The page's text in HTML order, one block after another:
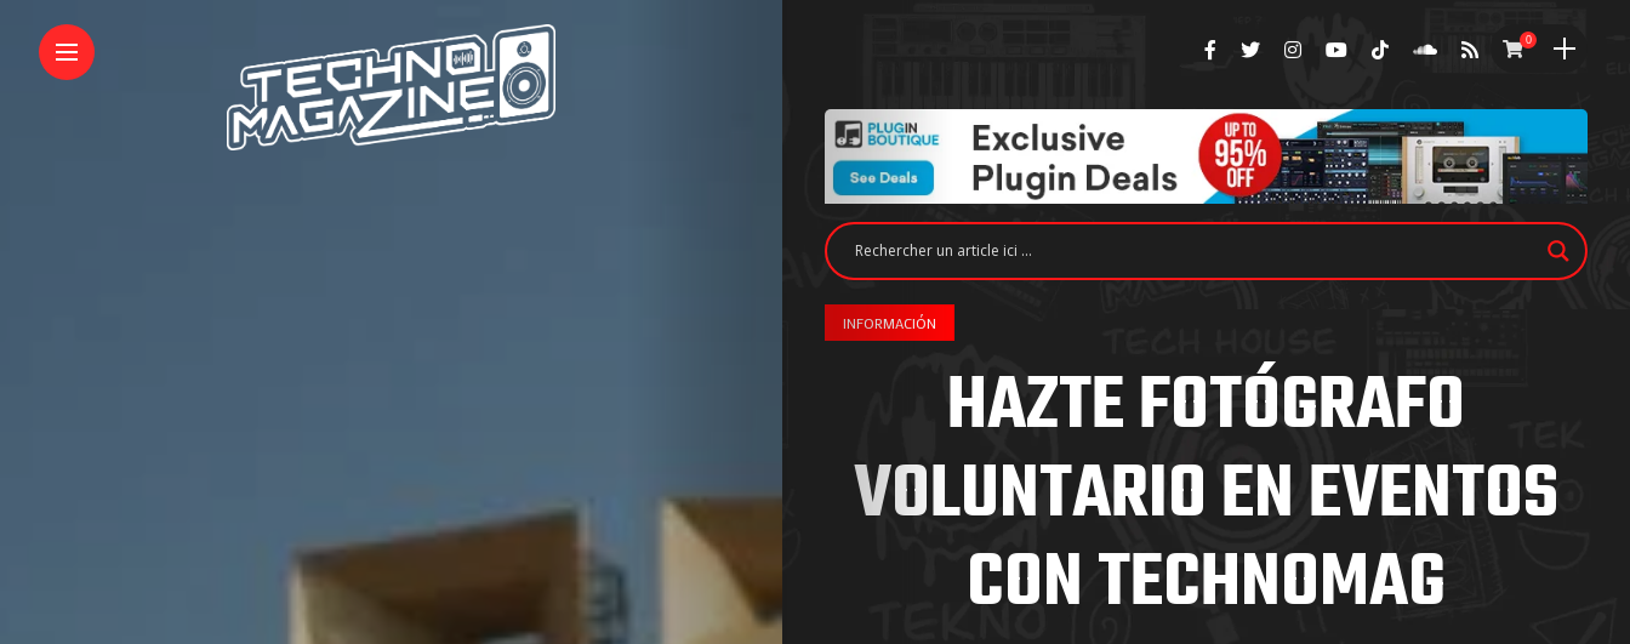
0
INFORMACIÓN
HAZTE FOTÓGRAFO
VOLUNTARIO EN EVENTOS
CON TECHNOMAG